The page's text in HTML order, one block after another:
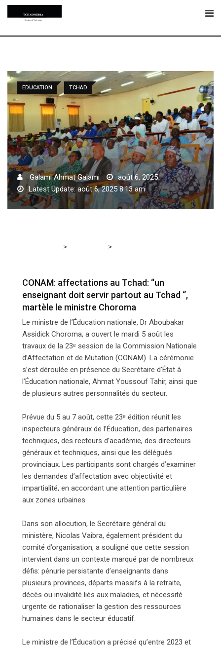
Skip
EDUCATION TCHAD
Galami Ahmat Galami
août 6, 2025
Latest Update: août 6, 2025 8:13 am
> >
CONAM: affectations au Tchad: “un
enseignant doit servir partout au Tchad “,
martèle le ministre Choroma
Le ministre de l’Éducation nationale, Dr Aboubakar
Assidick Choroma, a ouvert le mardi 5 août les
travaux de la 23ᵉ session de la Commission Nationale
d’Affectation et de Mutation (CONAM). La cérémonie
s’est déroulée en présence du Secrétaire d’État à
l’Éducation nationale, Ahmat Youssouf Tahir, ainsi que
de plusieurs autres personnalités du secteur.
Prévue du 5 au 7 août, cette 23ᵉ édition réunit les
inspecteurs généraux de l’Éducation, des partenaires
techniques, des recteurs d’académie, des directeurs
généraux et techniques, ainsi que les délégués
provinciaux. Les participants sont chargés d’examiner
les demandes d’affectation avec objectivité et
impartialité, en accordant une attention particulière
aux zones urbaines.
Dans son allocution, le Secrétaire général du
ministère, Nicolas Vaibra, également président du
comité d’organisation, a souligné que cette session
intervient dans un contexte marqué par de nombreux
défis: pénurie persistante d’enseignants dans
plusieurs provinces, départs massifs à la retraite,
décès ou invalidité liés aux maladies, et nécessité
urgente de rationaliser la gestion des ressources
humaines dans le secteur éducatif.
Le ministre de l’Éducation a précisé qu’entre 2023 et